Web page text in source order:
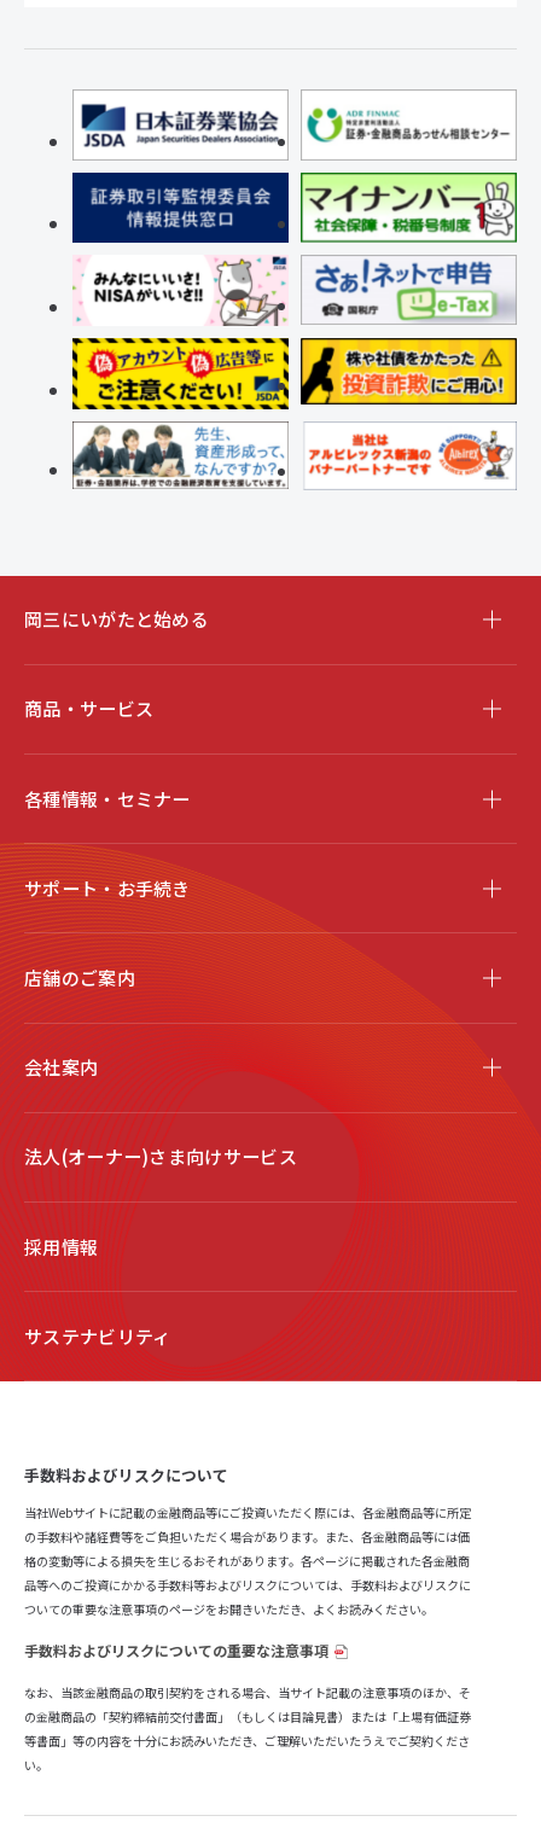
岡三にいがたと始める
商品・サービス
各種情報・セミナー
サポート・お手続き
店舗のご案内
会社案内
法人(オーナー)さま向けサービス
採用情報
サステナビリティ
手数料およびリスクについて
当社Webサイトに記載の金融商品等にご投資いただく際には、各金融商品等に所定
の手数料や諸経費等をご負担いただく場合があります。また、各金融商品等には価
格の変動等による損失を生じるおそれがあります。各ページに掲載された各金融商
品等へのご投資にかかる手数料等およびリスクについては、手数料およびリスクに
ついての重要な注意事項のページをお開きいただき、よくお読みください。
手数料およびリスクについての重要な注意事項
なお、当該金融商品の取引契約をされる場合、当サイト記載の注意事項のほか、そ
の金融商品の「契約締結前交付書面」（もしくは目論見書）または「上場有価証券
等書面」等の内容を十分にお読みいただき、ご理解いただいたうえでご契約くださ
い。